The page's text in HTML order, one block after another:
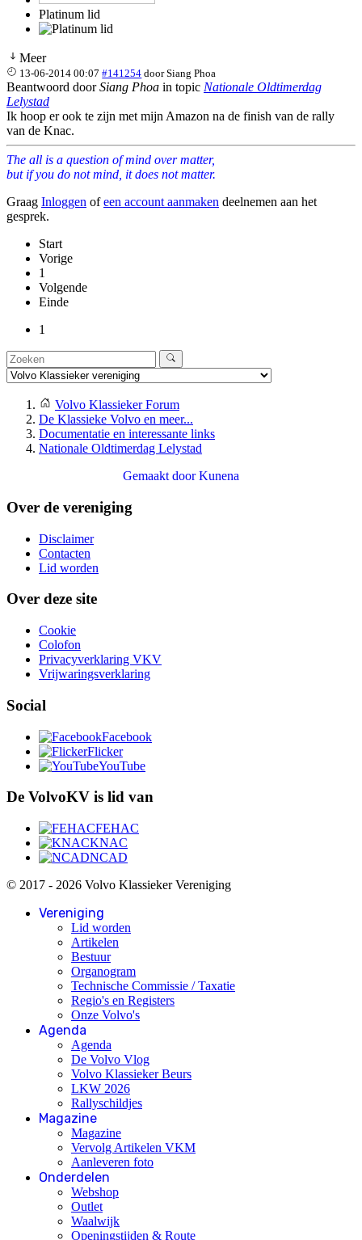
Platinum lid
Meer
13-06-2014 00:07 #141254 doorSiang Phoa
Beantwoord doorSiang Phoa in topic Nationale Oldtimerdag
Lelystad
Ik hoop er ook te zijn met mijn Amazon na de finish van de rally
van de Knac.
The all is a question of mind over matter,
but if you do not mind, it does not matter.
Graag Inloggen ofeen account aanmaken deelnemen aan het
gesprek.
Start
Vorige
1
Volgende
Einde
1
Volvo Klassieker Forum
De Klassieke Volvo en meer...
Documentatie en interessante links
Nationale Oldtimerdag Lelystad
Gemaakt doorKunena
Over de vereniging
Disclaimer
Contacten
Lid worden
Over deze site
Cookie
Colofon
Privacyverklaring VKV
Vrijwaringsverklaring
Social
Facebook
Flicker
YouTube
De VolvoKV is lid van
FEHAC
KNAC
NCAD
© 2017 - 2026 Volvo Klassieker Vereniging
Vereniging
Lid worden
Artikelen
Bestuur
Organogram
Technische Commissie / Taxatie
Regio's en Registers
Onze Volvo's
Agenda
Agenda
De Volvo Vlog
Volvo Klassieker Beurs
LKW 2026
Rallyschildjes
Magazine
Magazine
Vervolg Artikelen VKM
Aanleveren foto
Onderdelen
Webshop
Outlet
Waalwijk
Openingstijden & Route